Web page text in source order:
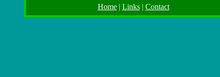
Home| Links| Contact